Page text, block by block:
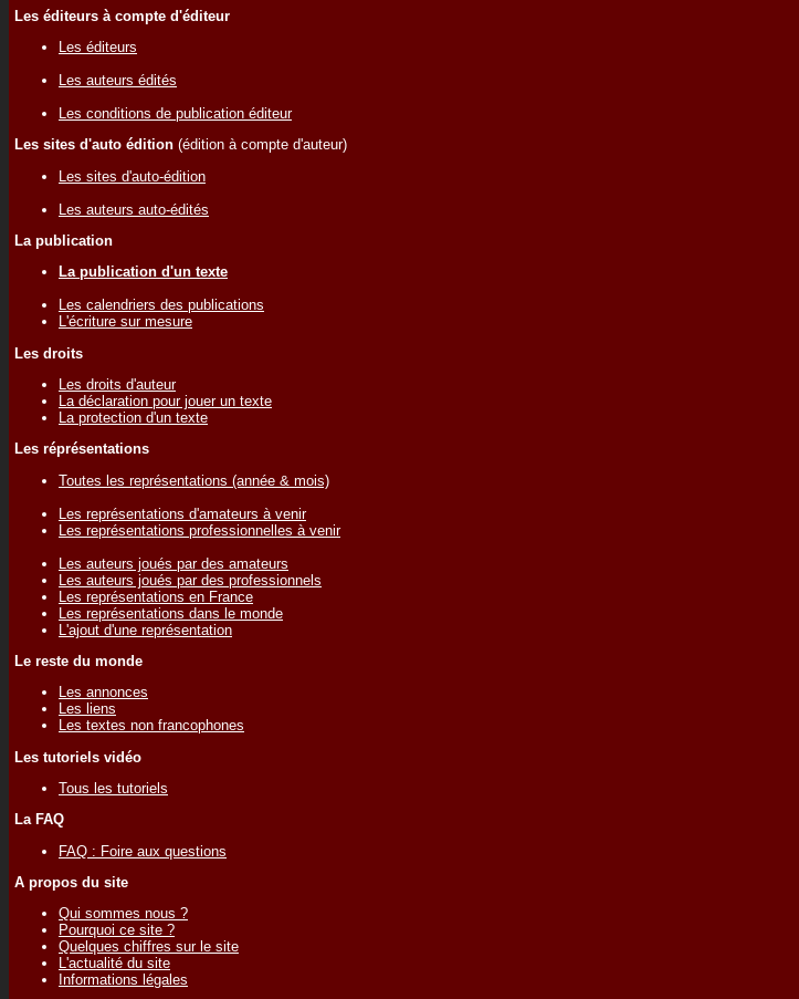
Les éditeurs à compte d'éditeur
Les éditeurs
Les auteurs édités
Les conditions de publication éditeur
Les sites d'auto édition (édition à compte d'auteur)
Les sites d'auto-édition
Les auteurs auto-édités
La publication
La publication d'un texte
Les calendriers des publications
L'écriture sur mesure
Les droits
Les droits d'auteur
La déclaration pour jouer un texte
La protection d'un texte
Les réprésentations
Toutes les représentations (année & mois)
Les représentations d'amateurs à venir
Les représentations professionnelles à venir
Les auteurs joués par des amateurs
Les auteurs joués par des professionnels
Les représentations en France
Les représentations dans le monde
L'ajout d'une représentation
Le reste du monde
Les annonces
Les liens
Les textes non francophones
Les tutoriels vidéo
Tous les tutoriels
La FAQ
FAQ : Foire aux questions
A propos du site
Qui sommes nous ?
Pourquoi ce site ?
Quelques chiffres sur le site
L'actualité du site
Informations légales